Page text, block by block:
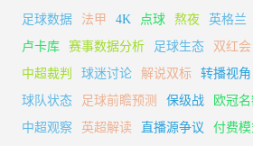
足球数据
法甲 4K 点球 熬夜 英格兰
卢卡库
赛事数据分析 足球生态 双红会
中超裁判
球迷讨论 解说双标 转播视角
球队状态
足球前瞻预测 保级战 欧冠
中超观察
英超解读 直播源争议 付费